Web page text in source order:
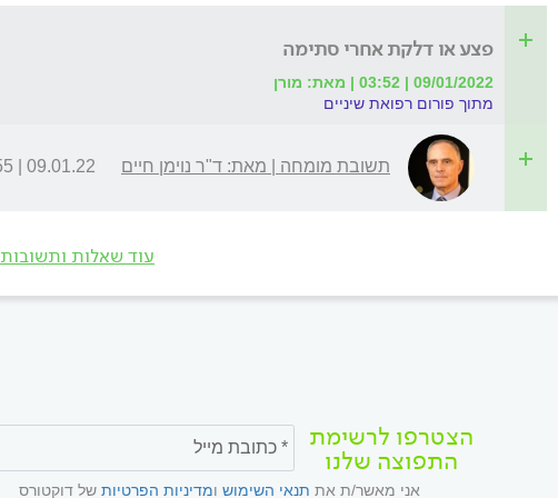
פצע או דלקת אחרי סתימה
09/01/2022 | 03:52 | מאת: מורן
מתוך פורום רפואת שיניים
תשובת מומחה | מאת: ד"ר נוימן חיים 09.01.22 | 07:55
עוד שאלות ותשובות
הצטרפו לרשימת
התפוצה שלנו
אני מאשר/ת את תנאי השימוש ומדיניות הפרטיות של דוקטורס